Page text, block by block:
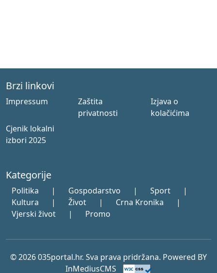
Brzi linkovi
Impressum
Zaštita
privatnosti
Izjava o
kolačićima
Cjenik lokalni
izbori 2025
Kategorije
Politika | Gospodarstvo | Sport
|
Kultura
| Život | Crna Kronika
|
Vjerski život
| Promo
© 2026 035portal.hr. Sva prava pridržana. Powered BY
InMediusCMS